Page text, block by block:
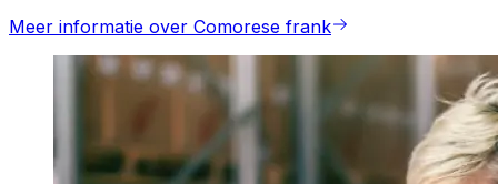
Meer informatie over Comorese frank